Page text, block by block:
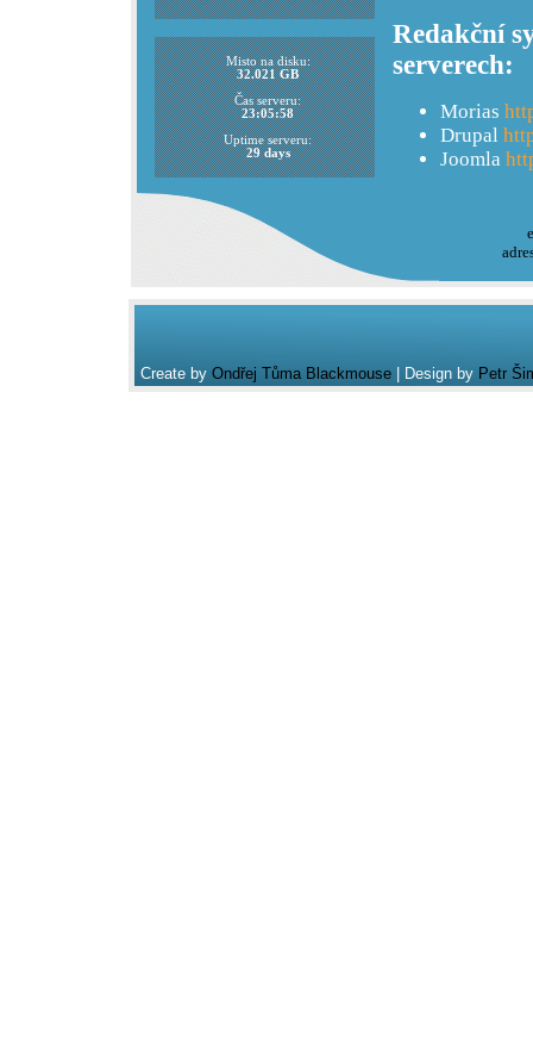
Redakční
serverech:
Morias
Drupal
Joomla
Misto na disku:
32.021 GB
Čas serveru:
23:05:58
Uptime serveru:
29 days
Create by Ondřej Tůma Blackmouse| Design by Petr